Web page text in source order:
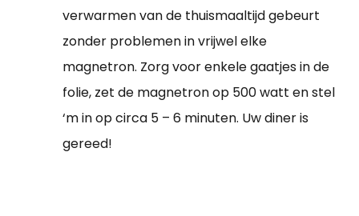
verwarmen van de thuismaaltijd gebeurt
zonder problemen in vrijwel elke
magnetron. Zorg voor enkele gaatjes in de
folie, zet de magnetron op 500 watt en stel
‘m in op circa 5 – 6 minuten. Uw diner is
gereed!